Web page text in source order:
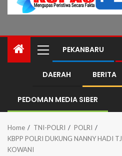
PEKANBARU
DAERAH BERITA
PEDOMAN MEDIA SIBER
Home TNI-POLRI
POLRI
KBPP POLRI DUKUNG NANNY HADI
KOWANI